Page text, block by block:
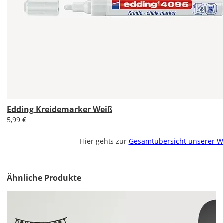
EU
Edding Kreidemarker Weiß
5,99 €
Hier gehts zur Gesamtübersicht unserer
Ähnliche Produkte